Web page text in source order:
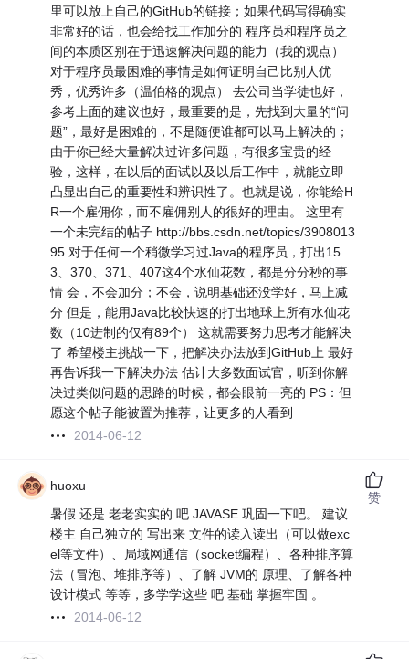
里可以放上自己的GitHub的链接；如果代码写得确实
非常好的话，也会给找工作加分的 程序员和程序员之
间的本质区别在于迅速解决问题的能力（我的观点）
对于程序员最困难的事情是如何证明自己比别人优
秀，优秀许多（温伯格的观点） 去公司当学徒也好，
参考上面的建议也好，最重要的是，先找到大量的“问
题”，最好是困难的，不是随便谁都可以马上解决的；
由于你已经大量解决过许多问题，有很多宝贵的经
验，这样，在以后的面试以及以后工作中，就能立即
凸显出自己的重要性和辨识性了。也就是说，你能给H
R一个雇佣你，而不雇佣别人的很好的理由。 这里有
一个未完结的帖子 http://bbs.csdn.net/topics/3908013
95 对于任何一个稍微学习过Java的程序员，打出15
3、370、371、407这4个水仙花数，都是分分秒的事
情 会，不会加分；不会，说明基础还没学好，马上减
分 但是，能用Java比较快速的打出地球上所有水仙花
数（10进制的仅有89个） 这就需要努力思考才能解决
了 希望楼主挑战一下，把解决办法放到GitHub上 最好
再告诉我一下解决办法 估计大多数面试官，听到你解
决过类似问题的思路的时候，都会眼前一亮的 PS：但
愿这个帖子能被置为推荐，让更多的人看到
2014-06-12
huoxu
暑假 还是 老老实实的 吧 JAVASE 巩固一下吧。 建议
楼主 自己独立的 写出来 文件的读入读出（可以做exc
el等文件）、局域网通信（socket编程）、各种排序算
法（冒泡、堆排序等）、了解 JVM的 原理、了解各种
设计模式 等等，多学学这些 吧 基础 掌握牢固 。
2014-06-12
赞